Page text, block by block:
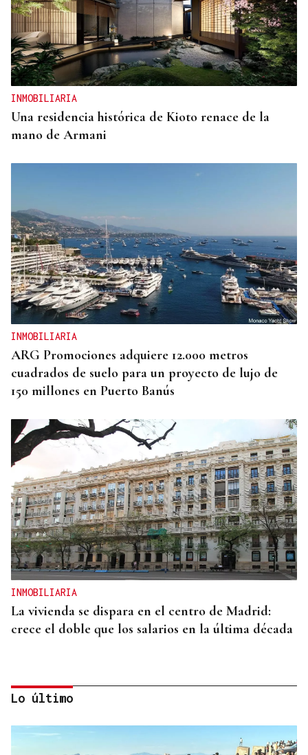
INMOBILIARIA
Una residencia histórica de Kioto renace de la
mano de Armani
INMOBILIARIA
ARG Promociones adquiere 12.000 metros
cuadrados de suelo para un proyecto de lujo de
150 millones en Puerto Banús
INMOBILIARIA
La vivienda se dispara en el centro de Madrid:
crece el doble que los salarios en la última década
Lo último